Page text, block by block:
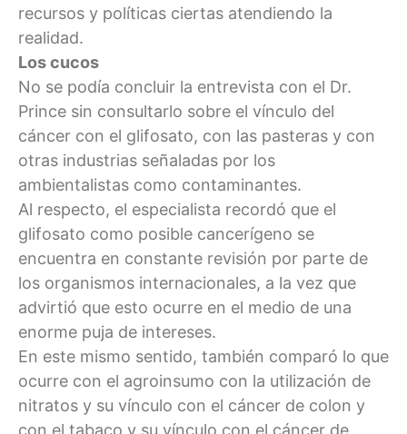
recursos y políticas ciertas atendiendo la
realidad.
Los cucos
No se podía concluir la entrevista con el Dr.
Prince sin consultarlo sobre el vínculo del
cáncer con el glifosato, con las pasteras y con
otras industrias señaladas por los
ambientalistas como contaminantes.
Al respecto, el especialista recordó que el
glifosato como posible cancerígeno se
encuentra en constante revisión por parte de
los organismos internacionales, a la vez que
advirtió que esto ocurre en el medio de una
enorme puja de intereses.
En este mismo sentido, también comparó lo que
ocurre con el agroinsumo con la utilización de
nitratos y su vínculo con el cáncer de colon y
con el tabaco y su vínculo con el cáncer de